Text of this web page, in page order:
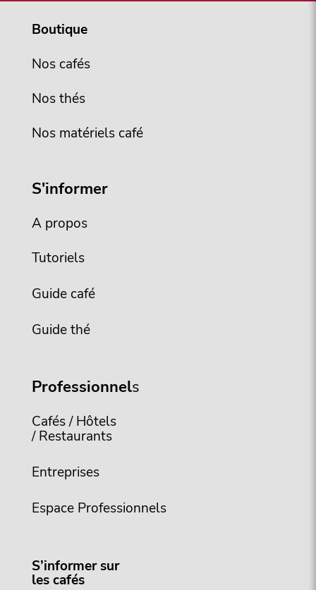
Boutique
Nos cafés
Nos thés
Nos matériels café
S'informer
A propos
Tutoriels
Guide café
Guide thé
Professionnels
Cafés / Hôtels
/ Restaurants
Entreprises
Espace Professionnels
S’informer sur
les cafés